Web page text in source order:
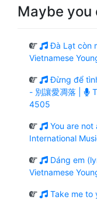
Maybe you
Đà Lạt còn
Vietnamese
Đừng để
- 別讓愛凋落 |
4505
You are not
International
Dáng em
Vietnamese
Take me to